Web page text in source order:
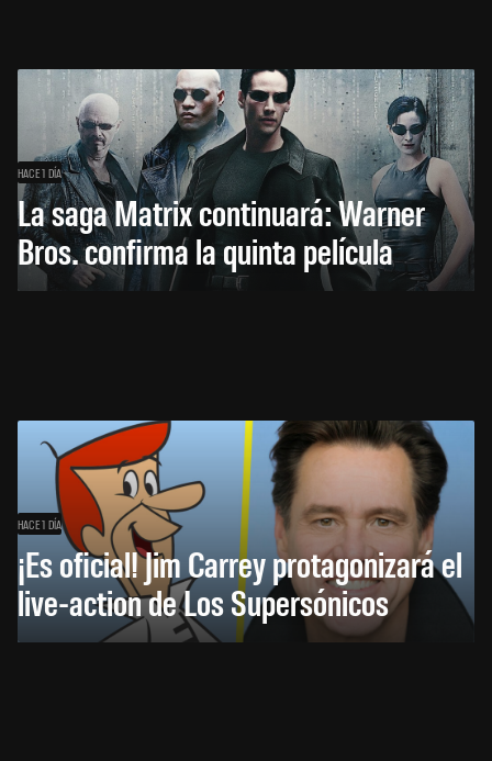
HACE 1 DÍA
La saga Matrix continuará: Warner
Bros. confirma la quinta película
HACE 1 DÍA
¡Es oficial! Jim Carrey protagonizará el
live-action de Los Supersónicos